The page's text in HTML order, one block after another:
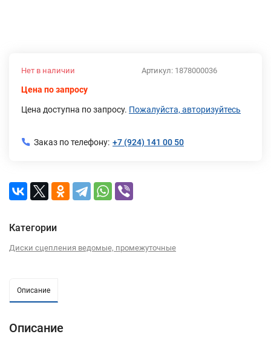
Артикул: 1878000036
Нет в наличии
Цена по запросу
Цена доступна по запросу. Пожалуйста, авторизуйтесь
Заказ по телефону: +7 (924) 141 00 50
Категории
Диски сцепления ведомые, промежуточные
Описание
Описание